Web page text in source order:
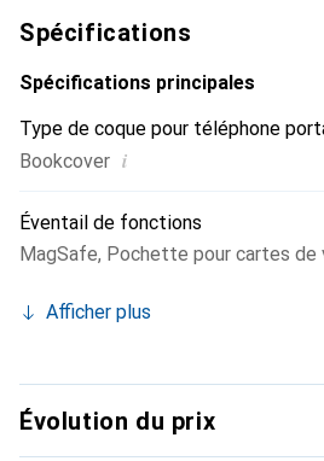
exigeante.
Spécifications
Spécifications principales
Type de coque pour téléphone
Bookcover i
Éventail de fonctions
MagSafe, Pochette pour cartes de
Afficher plus
Évolution du prix